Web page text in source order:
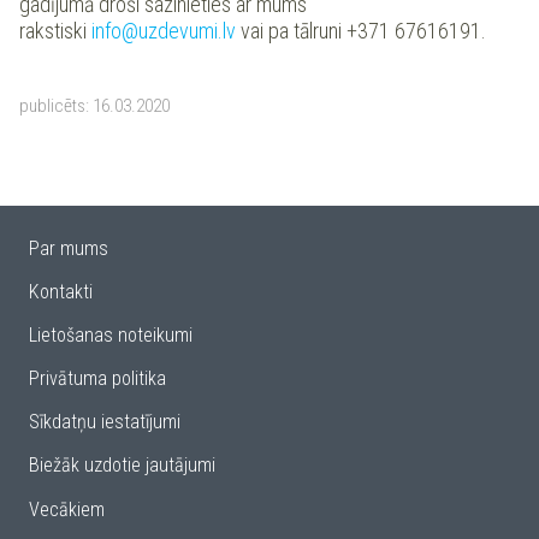
rakstiski info@uzdevumi.lv vai pa tālruni +371 67616191.
publicēts: 16.03.2020
Par mums
Kontakti
Lietošanas noteikumi
Privātuma politika
Sīkdatņu iestatījumi
Biežāk uzdotie jautājumi
Vecākiem